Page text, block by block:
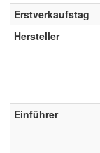
Erstverkaufstag
Hersteller
Einführer